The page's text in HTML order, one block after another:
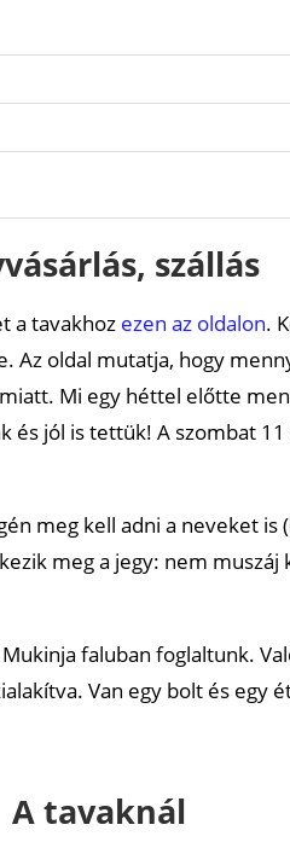
szállás
a tavakhoz ezen az oldalon.
Az oldal mutatja, hogy
Mi egy héttel előtte
és jól is tettük! A szombat
meg kell adni a neveket is
meg a jegy: nem muszáj
faluban foglaltunk.
Van egy bolt és egy
A tavaknál